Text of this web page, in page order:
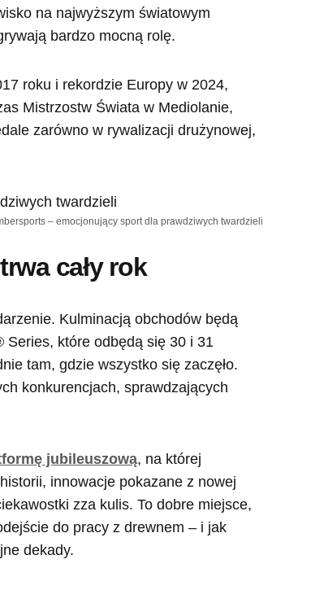
na najwyższym światowym
bardzo mocną rolę.
roku i rekordzie Europy w 2024,
Mistrzostw Świata w Mediolanie,
zarówno w rywalizacji drużynowej,
– emocjonujący sport dla prawdziwych twardzieli
cały rok
Kulminacją obchodów będą
Series, które odbędą się 30 i 31
tam, gdzie wszystko się zaczęło.
konkurencjach, sprawdzających
jubileuszową, na której
innowacje pokazane z nowej
zza kulis. To dobre miejsce,
do pracy z drewnem – i jak
dekady.